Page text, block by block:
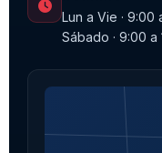
Lun a Vie · 9:00
Sábado · 9:00 a